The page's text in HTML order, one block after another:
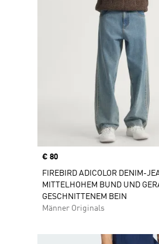
Price
€ 80
FIREBIRD ADICOLOR DENIM-
MITTELHOHEM BUND UND
GESCHNITTENEM BEIN
Männer Originals